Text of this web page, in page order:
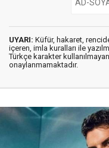
UYARI: Küfür, hakaret,
içeren, imla kuralları ile
Türkçe karakter
onaylanmamaktadır.